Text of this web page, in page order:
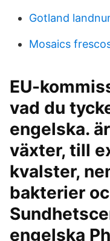
Gotland
Mosaics
EU-
vad du
engelska.
växter, till
kvalster,
bakterier
engelska